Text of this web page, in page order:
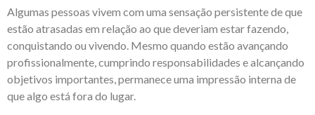
Algumas pessoas vivem com uma sensação persistente de que
estão atrasadas em relação ao que deveriam estar fazendo,
conquistando ou vivendo. Mesmo quando estão avançando
profissionalmente, cumprindo responsabilidades e alcançando
objetivos importantes, permanece uma impressão interna de
que algo está fora do lugar.